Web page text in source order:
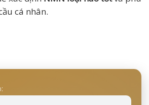
cá nhân.